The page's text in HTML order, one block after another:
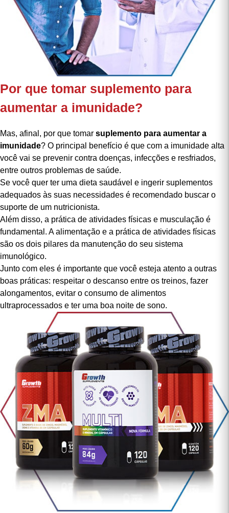
Por que tomar suplemento para
aumentar a imunidade?
Mas, afinal, por que tomarsuplemento para aumentar a
imunidade? O principal benefício é que com a imunidade alta
você vai se prevenir contra doenças, infecções e resfriados,
entre outros problemas de saúde.
Se você quer ter uma dieta saudável e ingerir suplementos
adequados às suas necessidades é recomendado buscar o
suporte de um nutricionista.
Além disso, a prática de atividades físicas e musculação é
fundamental. A alimentação e a prática de atividades físicas
são os dois pilares da manutenção do seu sistema
imunológico.
Junto com eles é importante que você esteja atento a outras
boas práticas: respeitar o descanso entre os treinos, fazer
alongamentos, evitar o consumo de alimentos
ultraprocessados e ter uma boa noite de sono.